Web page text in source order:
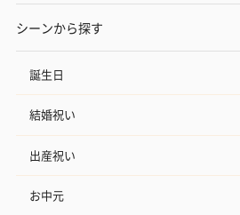
シーンから探す
誕生日
結婚祝い
出産祝い
お中元